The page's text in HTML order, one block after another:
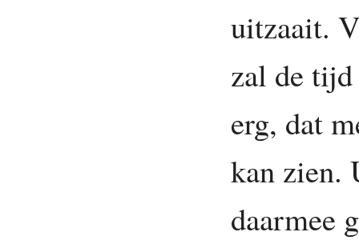
uitzaait.
zal de tijd
erg, dat
kan zien.
daarmee